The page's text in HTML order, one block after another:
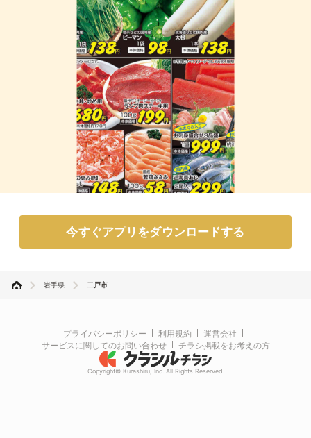
今すぐアプリをダウンロードする
岩手県 二戸市
プライバシーポリシー 利用規約
運営会社
サービスに関してのお問い合わせ
チラシ掲載をお考えの方
Copyright© Kurashiru, Inc. All Rights Reserved.